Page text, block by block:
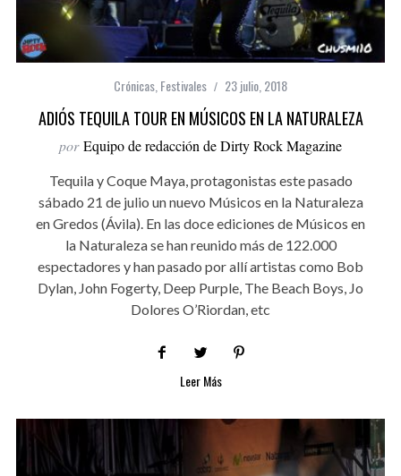
Crónicas Festivales 23 julio, 2018
ADIÓS TEQUILA TOUR EN MÚSICOS EN LA NATURALEZA
por Equipo de redacción de Dirty Rock Magazine
Tequila y Coque Maya, protagonistas este pasado
sábado 21 de julio un nuevo Músicos en la Naturaleza
en Gredos (Ávila). En las doce ediciones de Músicos en
la Naturaleza se han reunido más de 122.000
espectadores y han pasado por allí artistas como Bob
Dylan, John Fogerty, Deep Purple, The Beach Boys, Jo
Dolores O’Riordan, etc
Leer Más